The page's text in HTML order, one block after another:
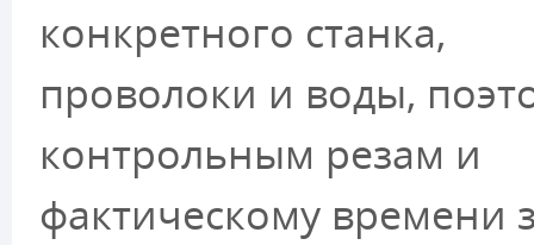
конкретного станка,
проволоки и воды,
контрольным резам и
фактическому времени